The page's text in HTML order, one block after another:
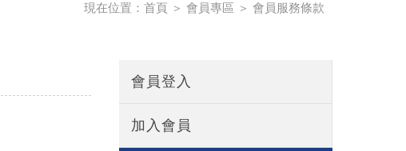
現在位置： 首頁 ＞ 會員專區 ＞ 會員服務條款
會員登入
加入會員